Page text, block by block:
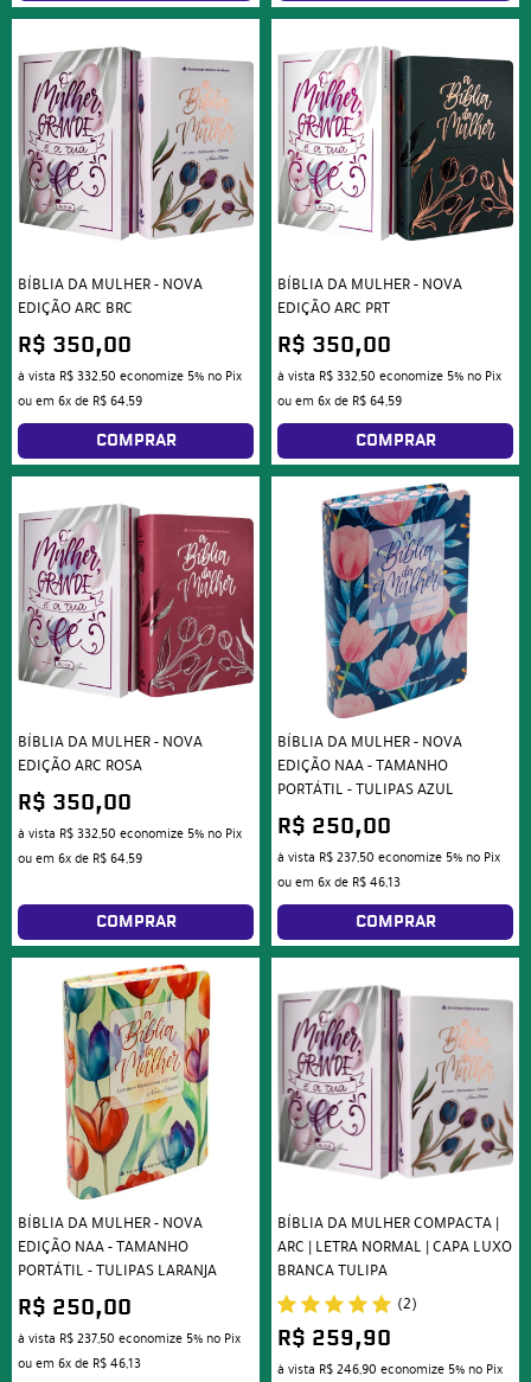
BÍBLIA DA MULHER - NOVA
EDIÇÃO ARC BRC
R$ 350,00
à vista R$ 332,50 economize 5% no Pix
ou em 6xde R$ 64,59
COMPRAR
BÍBLIA DA MULHER - NOVA
EDIÇÃO ARC PRT
R$ 350,00
à vista R$ 332,50 economize 5% no Pix
ou em 6xde R$ 64,59
COMPRAR
BÍBLIA DA MULHER - NOVA
EDIÇÃO ARC ROSA
R$ 350,00
à vista R$ 332,50 economize 5% no Pix
ou em 6xde R$ 64,59
COMPRAR
BÍBLIA DA MULHER - NOVA
EDIÇÃO NAA - TAMANHO
PORTÁTIL - TULIPAS AZUL
R$ 250,00
à vista R$ 237,50 economize 5% no Pix
ou em 6xde R$ 46,13
COMPRAR
BÍBLIA DA MULHER - NOVA
EDIÇÃO NAA - TAMANHO
PORTÁTIL - TULIPAS LARANJA
R$ 250,00
à vista R$ 237,50 economize 5% no Pix
ou em 6xde R$ 46,13
BÍBLIA DA MULHER COMPACTA |
ARC | LETRA NORMAL | CAPA LUXO
BRANCA TULIPA
(2)
R$ 259,90
à vista R$ 246,90 economize 5% no Pix